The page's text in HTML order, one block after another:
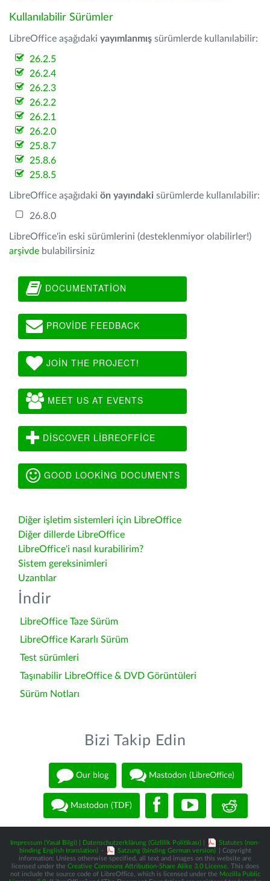
Kullanılabilir Sürümler
LibreOffice aşağıdaki yayımlanmış sürümlerde kullanılabilir:
26.2.5
26.2.4
26.2.3
26.2.2
26.2.1
26.2.0
25.8.7
25.8.6
25.8.5
LibreOffice aşağıdaki ön yayındaki sürümlerde kullanılabilir:
26.8.0
LibreOffice'in eski sürümlerini (desteklenmiyor olabilirler!)
arşivde bulabilirsiniz
DOCUMENTATION
PROVIDE FEEDBACK
JOIN THE PROJECT!
MEET US AT EVENTS
DISCOVER LIBREOFFICE
GOOD LOOKING DOCUMENTS
Diğer işletim sistemleri için LibreOffice
Diğer dillerde LibreOffice
LibreOffice'i nasıl kurabilirim?
Sistem gereksinimleri
Uzantılar
İndir
LibreOffice Taze Sürüm
LibreOffice Kararlı Sürüm
Test sürümleri
Taşınabilir LibreOffice & DVD Görüntüleri
Sürüm Notları
Bizi Takip Edin
Our blog Mastodon (LibreOffice)
Mastodon (TDF)
Impressum (Yasal Bilgi) Datenschutzerklärung (Gizlilik Politikası)
Statutes (non-
binding English translation) - Satzung (binding German version)
| Copyright
information: Unless otherwise specified, all text and images on this website are
licensed under the Creative Commons Attribution-Share Alike 3.0 License. This does
not include the source code of LibreOffice, which is licensed under the Mozilla Public